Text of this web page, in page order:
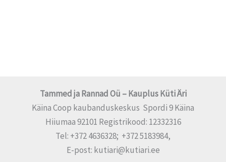
Tammed ja Rannad Oü – Kauplus Küti Äri
Käina Coop kaubanduskeskus Spordi 9 Käina
Hiiumaa 92101 Registrikood: 12332316
Tel: +372 4636328; +372 5183984,
E-post: kutiari@kutiari.ee